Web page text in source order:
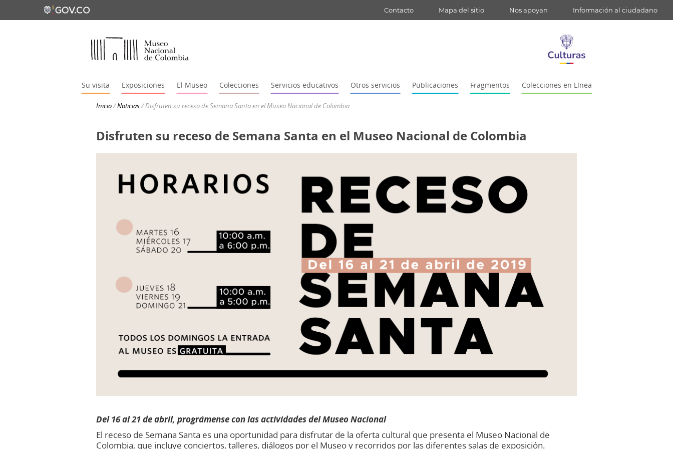
Contacto Mapa del sitio Nos apoyan Información al ciudadano
Su visita Exposiciones El Museo Colecciones Servicios educativos Otros servicios Publicaciones Fragmentos Colecciones en Línea
Inicio/Noticias/Disfruten su receso de Semana Santa en el Museo Nacional de Colombia
Disfruten su receso de Semana Santa en el Museo Nacional de Colombia
Del 16 al 21 de abril, prográmense con las actividades del Museo Nacional
El receso de Semana Santa es una oportunidad para disfrutar de la oferta cultural que presenta el Museo Nacional de
Colombia, que incluye conciertos, talleres, diálogos por el Museo y recorridos por las diferentes salas de exposición.